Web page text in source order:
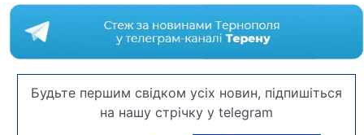
Будьте першим свідком усіх новин, підпишіться
на нашу стрічку у telegram